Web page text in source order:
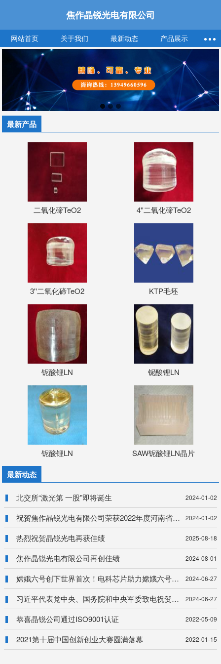
焦作晶锐光电有限公司
网站首页 关于我们 最新动态 产品展示
最新产品
二氧化碲TeO2 4''二氧化碲TeO2
3''二氧化碲TeO2 KTP毛坯
铌酸锂LN 铌酸锂LN
铌酸锂LN SAW铌酸锂LN晶片
最新动态
北交所“激光第 一股”即将诞生 2024-01-02
祝贺焦作晶锐光电有限公司荣获2022年度河南省专精特新中小企业 2024-01-02
热烈祝贺晶锐光电再获佳绩 2025-08-18
焦作晶锐光电有限公司再创佳绩 2024-08-01
嫦娥六号创下世界首次！电科芯片助力嫦娥六号任务圆满完成 2024-06-27
习近平代表党中央、国务院和中央军委致电祝贺探月工程嫦娥六号任务取得圆满成功 2024-06-27
恭喜晶锐公司通过ISO9001认证 2022-05-09
2021第十届中国创新创业大赛圆满落幕 2022-01-15